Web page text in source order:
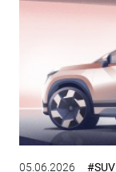
05.06.2026 #SUV